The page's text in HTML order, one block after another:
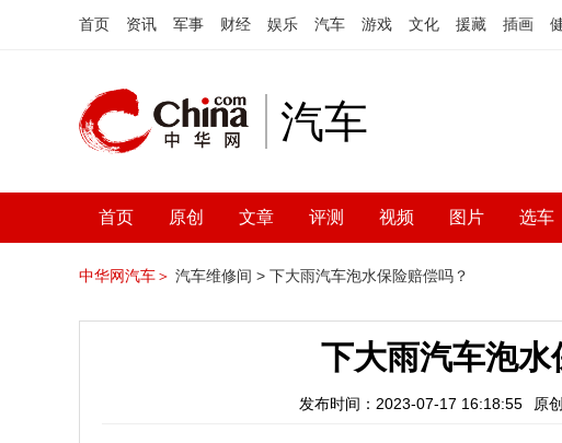
首页 资讯 军事 财经 娱乐 汽车 游戏 文化 援藏 插画
汽车
首页 原创 文章 评测 视频 图片 选车
中华网汽车＞ 汽车维修间 > 下大雨汽车泡水保险赔偿吗？
下大雨汽车泡水
发布时间：2023-07-17 16:18:55 原创